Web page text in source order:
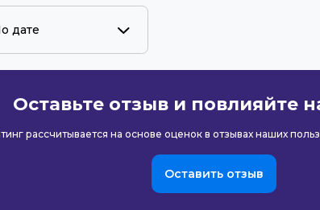
Оставьте отзыв и повлияйте
рассчитывается на основе оценок в отзывах наших
Оставить отзыв